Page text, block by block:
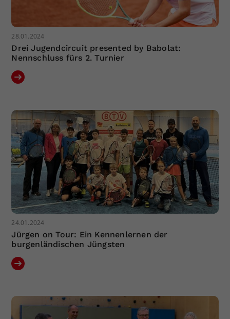
28.01.2024
Drei Jugendcircuit presented by Babolat:
Nennschluss fürs 2. Turnier
24.01.2024
Jürgen on Tour: Ein Kennenlernen der
burgenländischen Jüngsten